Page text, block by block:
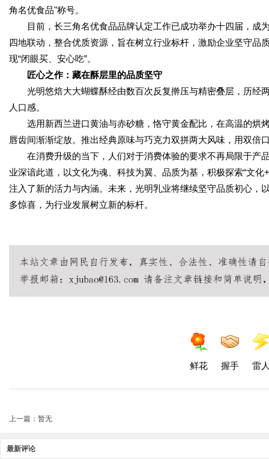
角名优食品"称号。
目前，长三角名优食品品牌认定工作已成功举办十四届，成
四地联动，整合优质资源，旨在树立行业标杆，激励企业坚守品
现“闭眼买、安心吃”。
匠心之作：藏在酥层里的品质坚守
光明悠焙大大蝴蝶酥经由数百次反复擀压与精密叠层，历
人口感。
选用新西兰进口黄油与赤砂糖，恪守黄金配比，在高温的烘
唇齿间渐渐绽放。推出经典原味与巧克力双拼两大风味，用双倍
在消费升级的当下，人们对于消费体验的要求不再局限于产
业深谙此道，以文化为魂、科技为翼、品质为基，积极探索“文
注入了新的活力与内涵。未来，光明乳业将继续坚守品质初心，
多惊喜，为行业发展树立新的标杆。
鲜花 握手 雷
上一篇：暂无
最新评论